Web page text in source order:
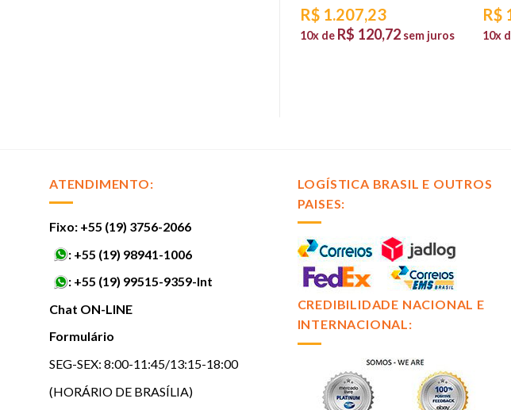
R$ 1.207,23
10x de R$ 120,72 sem juros
R$
10x
ATENDIMENTO:
Fixo: +55 (19) 3756-2066
: +55 (19) 98941-1006
: +55 (19) 99515-9359-Int
Chat ON-LINE
Formulário
SEG-SEX: 8:00-11:45/13:15-18:00
(HORÁRIO DE BRASÍLIA)
LOGÍSTICA BRASIL E OUTROS
PAISES:
CREDIBILIDADE NACIONAL E
INTERNACIONAL: